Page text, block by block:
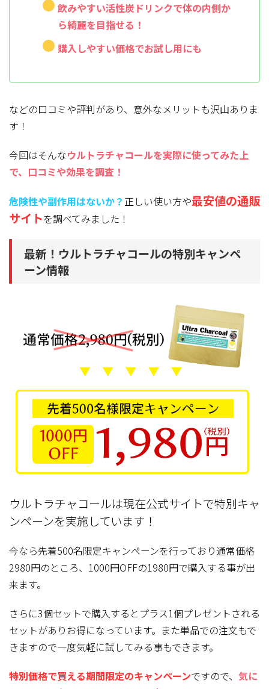
飲みやすい活性炭ドリンクで体の内側か
ら綺麗を目指せる！
購入しやすい価格でお試し用にも
などの口コミや評判があり、意外なメリットも沢山ありま
す！
今回はそんなウルトラチャコールを実際に使ってみた上
で、口コミや効果を調査！
危険性や副作用はないか？ 正しい使い方や最安値の通販
サイトを調べてみました！
最新！ウルトラチャコールの特別キャンペ
ーン情報
ウルトラチャコールは現在公式サイトで特別キャ
ンペーンを実施しています！
今なら先着500名限定キャンペーンを行っており通常価格
2980円のところ、1000円OFFの1980円で購入する事が出
来ます。
さらに3個セットで購入するとプラス1個プレゼントされる
セットがありお得になっています。また単品での注文もで
きますので一度気軽に試してみる事もできます。
特別価格で買える期間限定のキャンペーンですので、 気に